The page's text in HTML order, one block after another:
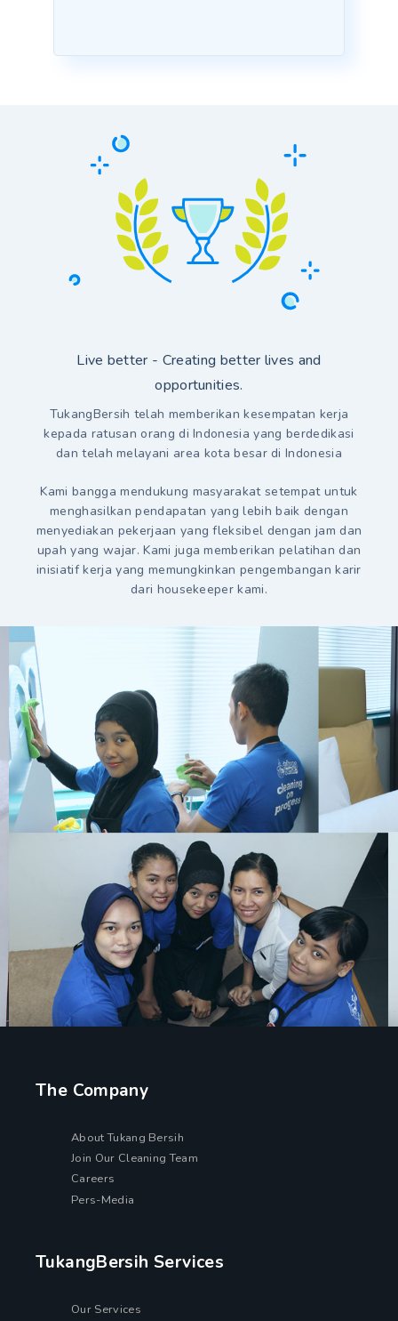
Live better - Creating better lives and
opportunities.
TukangBersih telah memberikan kesempatan kerja
kepada ratusan orang di Indonesia yang berdedikasi
dan telah melayani area kota besar di Indonesia
Kami bangga mendukung masyarakat setempat untuk
menghasilkan pendapatan yang lebih baik dengan
menyediakan pekerjaan yang fleksibel dengan jam dan
upah yang wajar. Kami juga memberikan pelatihan dan
inisiatif kerja yang memungkinkan pengembangan karir
dari housekeeper kami.
The Company
About Tukang Bersih
Join Our Cleaning Team
Careers
Pers-Media
TukangBersih Services
Our Services